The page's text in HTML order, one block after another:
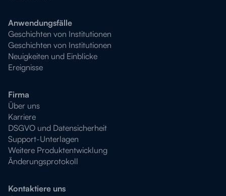
Anwendungsfälle
Geschichten von Institutionen
Geschichten von Institutionen
Neuigkeiten und Einblicke
Ereignisse
Firma
Über uns
Karriere
DSGVO und Datensicherheit
Support-Unterlagen
Weitere Produktentwicklung
Änderungsprotokoll
Kontaktiere uns